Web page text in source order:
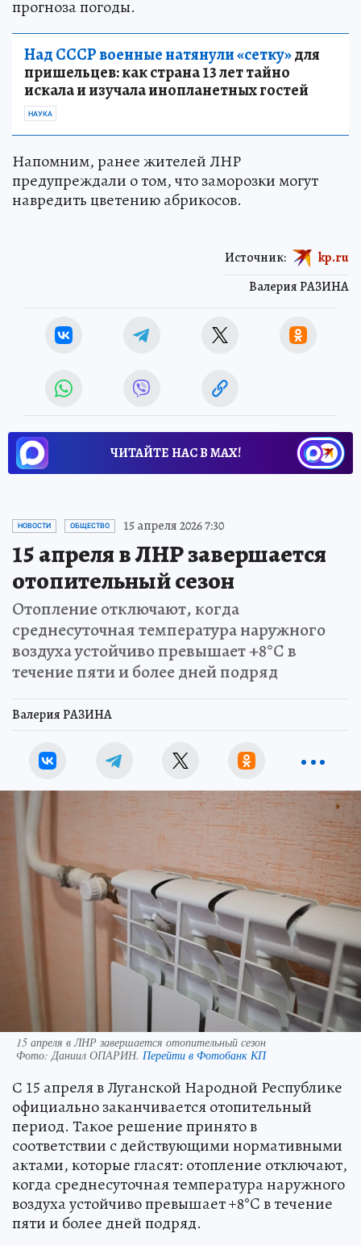
прогноза погоды.
Над СССР военные натянули «сетку»для
пришельцев: как страна 13 лет тайно
искала и изучала инопланетных гостей
НАУКА
Напомним, ранее жителей ЛНР
предупреждали о том, что заморозки могут
навредить цветению абрикосов.
Валерия РАЗИНА
Источник: kp.ru
ЧИТАЙТЕ НАС В МАХ!
НОВОСТИ ОБЩЕСТВО 15 апреля 2026 7:30
15 апреля в ЛНР завершается
отопительный сезон
Отопление отключают, когда
среднесуточная температура наружного
воздуха устойчиво превышает +8°C в
течение пяти и более дней подряд
Валерия РАЗИНА
15 апреля в ЛНР завершается отопительный сезон
Фото:Даниил ОПАРИН. Перейти в Фотобанк КП
С 15 апреля в Луганской Народной Республике
официально заканчивается отопительный
период. Такое решение принято в
соответствии с действующими нормативными
актами, которые гласят: отопление отключают,
когда среднесуточная температура наружного
воздуха устойчиво превышает +8°C в течение
пяти и более дней подряд.